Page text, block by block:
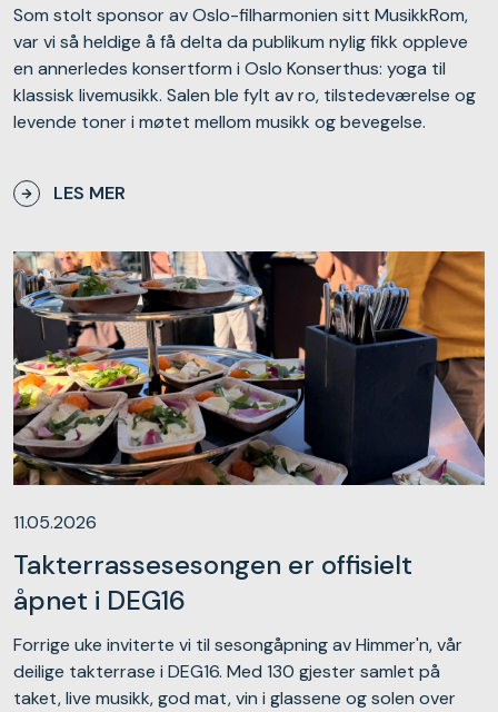
Som stolt sponsor av Oslo-filharmonien sitt MusikkRom,
var vi så heldige å få delta da publikum nylig fikk oppleve
en annerledes konsertform i Oslo Konserthus: yoga til
klassisk livemusikk. Salen ble fylt av ro, tilstedeværelse og
levende toner i møtet mellom musikk og bevegelse.
LES MER
11.05.2026
Takterrassesesongen er offisielt
åpnet i DEG16
Forrige uke inviterte vi til sesongåpning av Himmer'n, vår
deilige takterrase i DEG16. Med 130 gjester samlet på
taket, live musikk, god mat, vin i glassene og solen over